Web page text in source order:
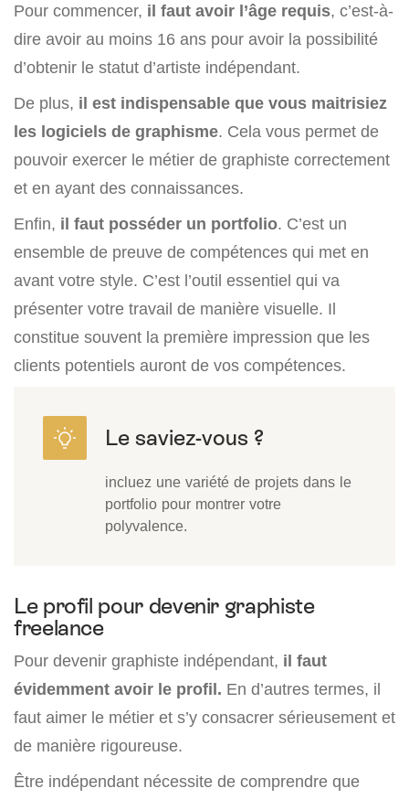
Pour commencer, il faut avoir l’âge requis, c’est-à-
dire avoir au moins 16 ans pour avoir la possibilité
d’obtenir le statut d’artiste indépendant.
De plus, il est indispensable que vous maitrisiez
les logiciels de graphisme. Cela vous permet de
pouvoir exercer le métier de graphiste correctement
et en ayant des connaissances.
Enfin, il faut posséder un portfolio. C’est un
ensemble de preuve de compétences qui met en
avant votre style. C’est l’outil essentiel qui va
présenter votre travail de manière visuelle. Il
constitue souvent la première impression que les
clients potentiels auront de vos compétences.
incluez une variété de projets dans le
portfolio pour montrer votre
polyvalence.
Le profil pour devenir graphiste
freelance
Pour devenir graphiste indépendant, il faut
évidemment avoir le profil. En d’autres termes, il
faut aimer le métier et s’y consacrer sérieusement et
de manière rigoureuse.
Être indépendant nécessite de comprendre que